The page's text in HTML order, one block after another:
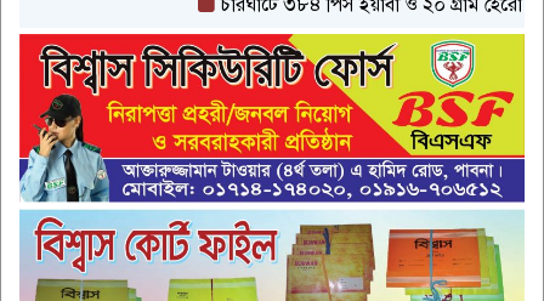
চারঘাটে ৩৮৪ পিস ইয়াবা ও ২০ গ্রাম হেরোইনসহ